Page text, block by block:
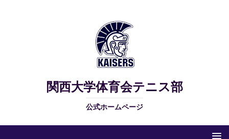
関西大学体育会テニス部
公式ホームページ